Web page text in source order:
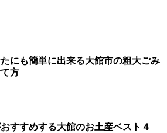
にも簡単に出来る大館市の粗大ごみ
方
すすめする大館のお土産ベスト４